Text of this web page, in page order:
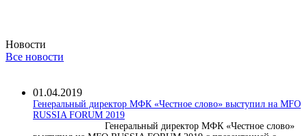
Новости
Все новости
01.04.2019
Генеральный директор МФК «Честное слово» выступил на MFO
RUSSIA FORUM 2019
Генеральный директор МФК «Честное слово»